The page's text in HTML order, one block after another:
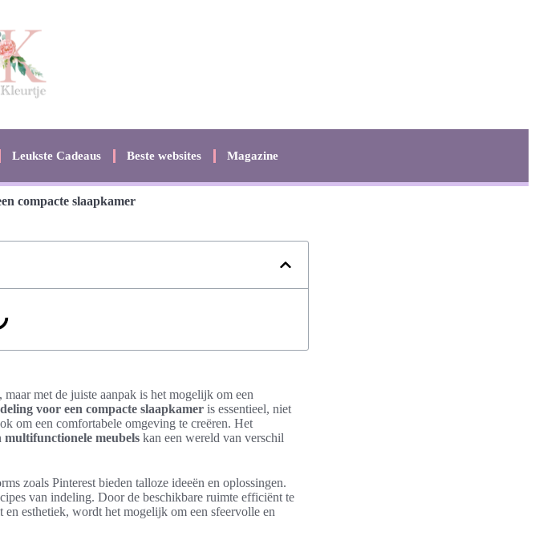
Leukste Cadeaus Beste websites Magazine
compacte slaapkamer
met de juiste aanpak is het mogelijk om een
voor een compacte slaapkamer is essentieel, niet
om een comfortabele omgeving te creëren. Het
multifunctionele meubels kan een wereld van verschil
zoals Pinterest bieden talloze ideeën en oplossingen.
van indeling. Door de beschikbare ruimte efficiënt te
esthetiek, wordt het mogelijk om een sfeervolle en